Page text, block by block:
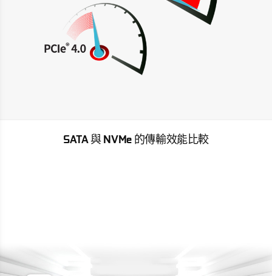
SATA 與 NVMe 的傳輸效能比較